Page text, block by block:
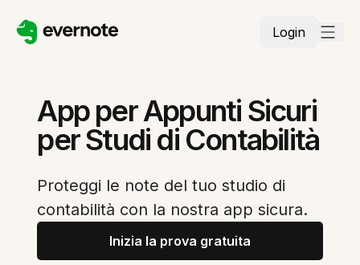
Login
App per Appunti Sicuri
per Studi di Contabilità
Proteggi le note del tuo studio di
contabilità con la nostra app sicura.
Inizia la prova gratuita